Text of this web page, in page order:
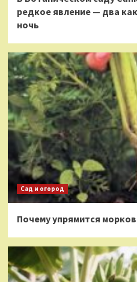
редкое явление — два
ночь
Сад и огород
Почему упрямится